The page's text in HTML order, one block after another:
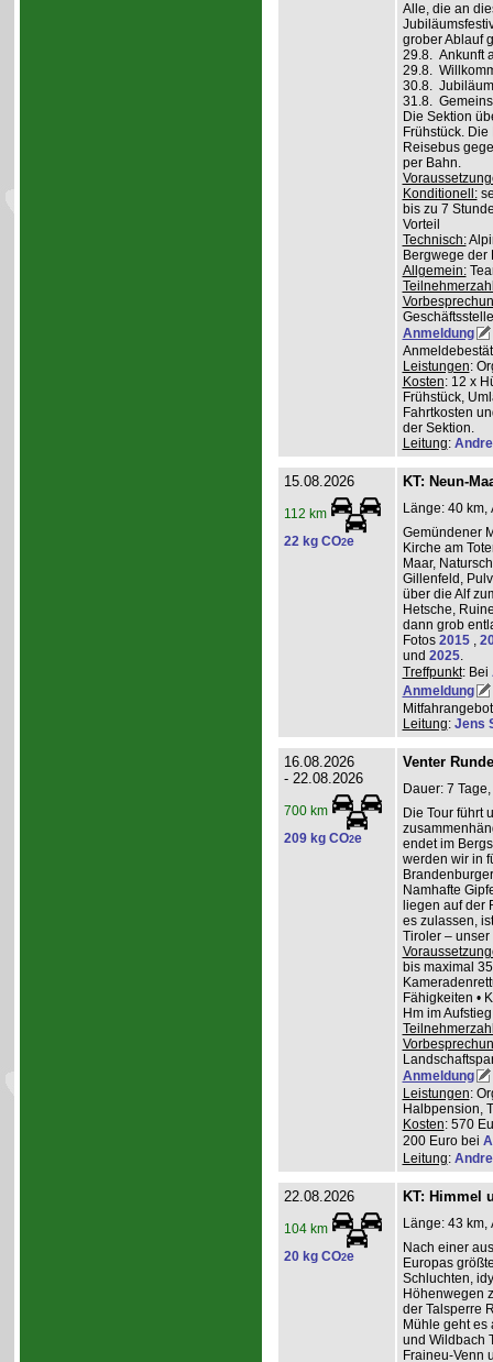
Alle, die an
grober Ablauf
29.8. Ankunft
29.8.
30.8.
31.8.
Die Sektion
Frühstück.
Reisebus
per Bahn.
Konditionell:
bis zu 7
Vorteil
Technisch:
Bergwege
Allgemein:
Anmeldung
Leistungen:
Kosten: 12 x
Frühstück,
Fahrtkosten
der Sektion.
Leitung:
15.08.2026
112 km
22 kg CO2e
KT: Neun-
Länge: 40 km,
Gemündener
Kirche am
Maar,
Gillenfeld,
über die Alf
Hetsche,
dann grob
Fotos 2015 ,
und 2025.
Treffpunkt: Bei
Anmeldung
Leitung: Jens
16.08.2026
- 22.08.2026
700 km
209 kg CO2e
Venter
Dauer: 7
Die Tour führt
endet im
werden wir in
Namhafte
liegen auf der
es zulassen,
Tiroler – unser
bis maximal
Fähigkeiten •
Hm im
Anmeldung
Leistungen:
Halbpension,
Kosten: 570
200 Euro bei
Leitung:
22.08.2026
104 km
20 kg CO2e
KT: Himmel
Länge: 43 km,
Nach einer
Europas
Schluchten,
Höhenwegen
der Talsperre
Mühle geht es
und Wildbach
Fraineu-Venn